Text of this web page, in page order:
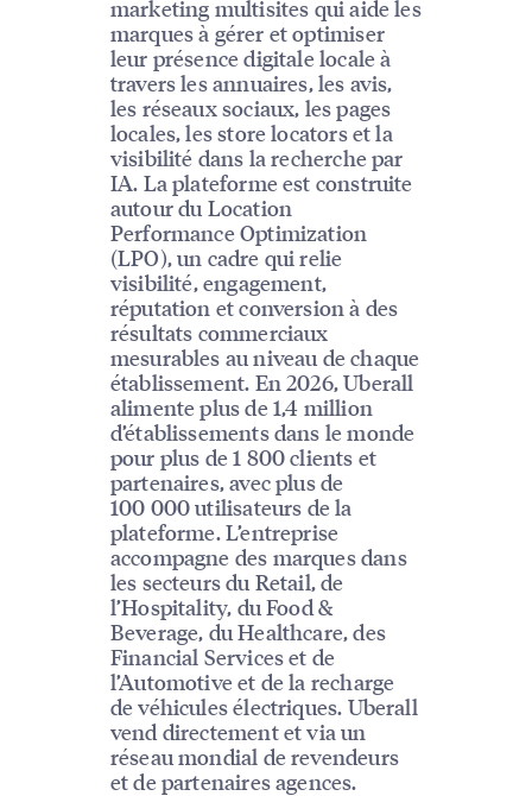
marketing multisites qui aide les
marques à gérer et optimiser
leur présence digitale locale à
travers les annuaires, les avis,
les réseaux sociaux, les pages
locales, les store locators et la
visibilité dans la recherche par
IA. La plateforme est construite
autour du Location
Performance Optimization
(LPO), un cadre qui relie
visibilité, engagement,
réputation et conversion à des
résultats commerciaux
mesurables au niveau de chaque
établissement. En 2026, Uberall
alimente plus de 1,4 million
d’établissements dans le monde
pour plus de 1 800 clients et
partenaires, avec plus de
100 000 utilisateurs de la
plateforme. L’entreprise
accompagne des marques dans
les secteurs du Retail, de
l’Hospitality, du Food &
Beverage, du Healthcare, des
Financial Services et de
l’Automotive et de la recharge
de véhicules électriques. Uberall
vend directement et via un
réseau mondial de revendeurs
et de partenaires agences.